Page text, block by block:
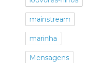
mainstream
marinha
Mensagens